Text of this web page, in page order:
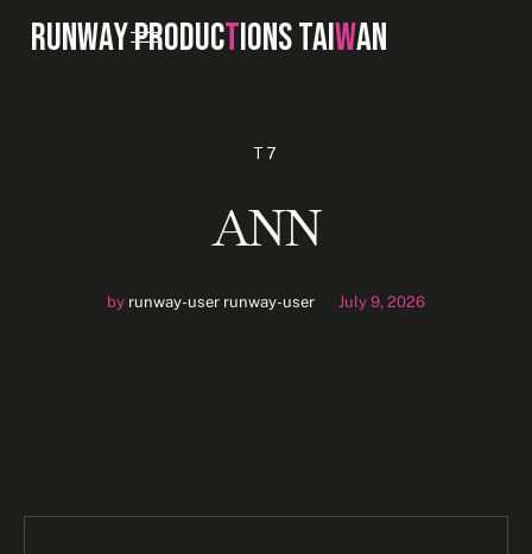
RUNWAY PRODUCTIONS TAIWAN
T7
ANN
by runway-user runway-user July 9, 2026